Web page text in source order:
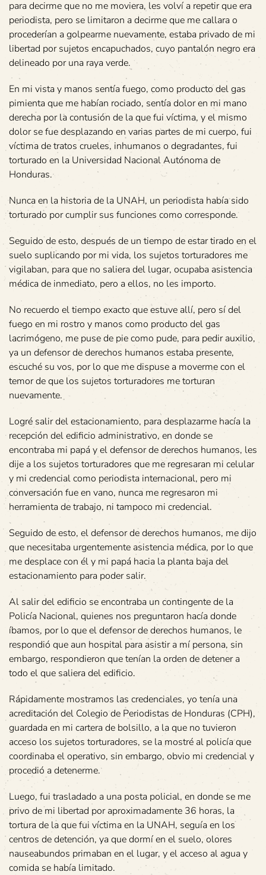
para decirme que no me moviera, les volví a repetir que era
periodista, pero se limitaron a decirme que me callara o
procederían a golpearme nuevamente, estaba privado de mi
libertad por sujetos encapuchados, cuyo pantalón negro era
delineado por una raya verde.
En mi vista y manos sentía fuego, como producto del gas
pimienta que me habían rociado, sentía dolor en mi mano
derecha por la contusión de la que fui víctima, y el mismo
dolor se fue desplazando en varias partes de mi cuerpo, fui
víctima de tratos crueles, inhumanos o degradantes, fui
torturado en la Universidad Nacional Autónoma de
Honduras.
Nunca en la historia de la UNAH, un periodista había sido
torturado por cumplir sus funciones como corresponde.
Seguido de esto, después de un tiempo de estar tirado en el
suelo suplicando por mi vida, los sujetos torturadores me
vigilaban, para que no saliera del lugar, ocupaba asistencia
médica de inmediato, pero a ellos, no les importo.
No recuerdo el tiempo exacto que estuve allí, pero sí del
fuego en mi rostro y manos como producto del gas
lacrimógeno, me puse de pie como pude, para pedir auxilio,
ya un defensor de derechos humanos estaba presente,
escuché su vos, por lo que me dispuse a moverme con el
temor de que los sujetos torturadores me torturan
nuevamente.
Logré salir del estacionamiento, para desplazarme hacía la
recepción del edificio administrativo, en donde se
encontraba mi papá y el defensor de derechos humanos, les
dije a los sujetos torturadores que me regresaran mi celular
y mi credencial como periodista internacional, pero mi
conversación fue en vano, nunca me regresaron mi
herramienta de trabajo, ni tampoco mi credencial.
Seguido de esto, el defensor de derechos humanos, me dijo
que necesitaba urgentemente asistencia médica, por lo que
me desplace con él y mi papá hacia la planta baja del
estacionamiento para poder salir.
Al salir del edificio se encontraba un contingente de la
Policía Nacional, quienes nos preguntaron hacía donde
íbamos, por lo que el defensor de derechos humanos, le
respondió que aun hospital para asistir a mí persona, sin
embargo, respondieron que tenían la orden de detener a
todo el que saliera del edificio.
Rápidamente mostramos las credenciales, yo tenía una
acreditación del Colegio de Periodistas de Honduras (CPH),
guardada en mi cartera de bolsillo, a la que no tuvieron
acceso los sujetos torturadores, se la mostré al policía que
coordinaba el operativo, sin embargo, obvio mi credencial y
procedió a detenerme.
Luego, fui trasladado a una posta policial, en donde se me
privo de mi libertad por aproximadamente 36 horas, la
tortura de la que fui víctima en la UNAH, seguía en los
centros de detención, ya que dormí en el suelo, olores
nauseabundos primaban en el lugar, y el acceso al agua y
comida se había limitado.